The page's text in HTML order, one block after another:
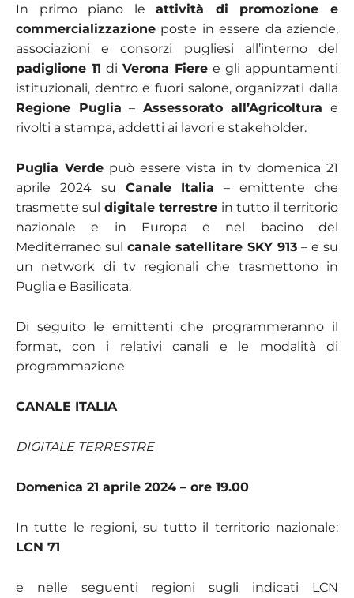
In primo piano leattività di promozione e
commercializzazione poste in essere da aziende,
associazioni e consorzi pugliesi all’interno del
padiglione 11 di Verona Fiere e gli appuntamenti
istituzionali, dentro e fuori salone, organizzati dalla
Regione Puglia – Assessorato all’Agricoltura e
rivolti a stampa, addetti ai lavori e stakeholder.
Puglia Verde può essere vista in tv domenica 21
aprile 2024 su Canale Italia – emittente che
trasmette sul digitale terrestre in tutto il territorio
nazionale e in Europa e nel bacino del
Mediterraneo sulcanale satellitare SKY 913– e su
un network di tv regionali che trasmettono in
Puglia e Basilicata.
Di seguito le emittenti che programmeranno il
format, con i relativi canali e le modalità di
programmazione
CANALE ITALIA
DIGITALE TERRESTRE
Domenica 21 aprile 2024 – ore 19.00
In tutte le regioni, su tutto il territorio nazionale:
LCN 71
e nelle seguenti regioni sugli indicati LCN